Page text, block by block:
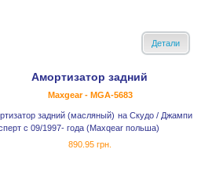
Детали
Амортизатор задний
Maxgear - MGA-5683
задний (масляный) на Скудо / Джампи
с 09/1997- года (Maxqear польша)
890.95 грн.